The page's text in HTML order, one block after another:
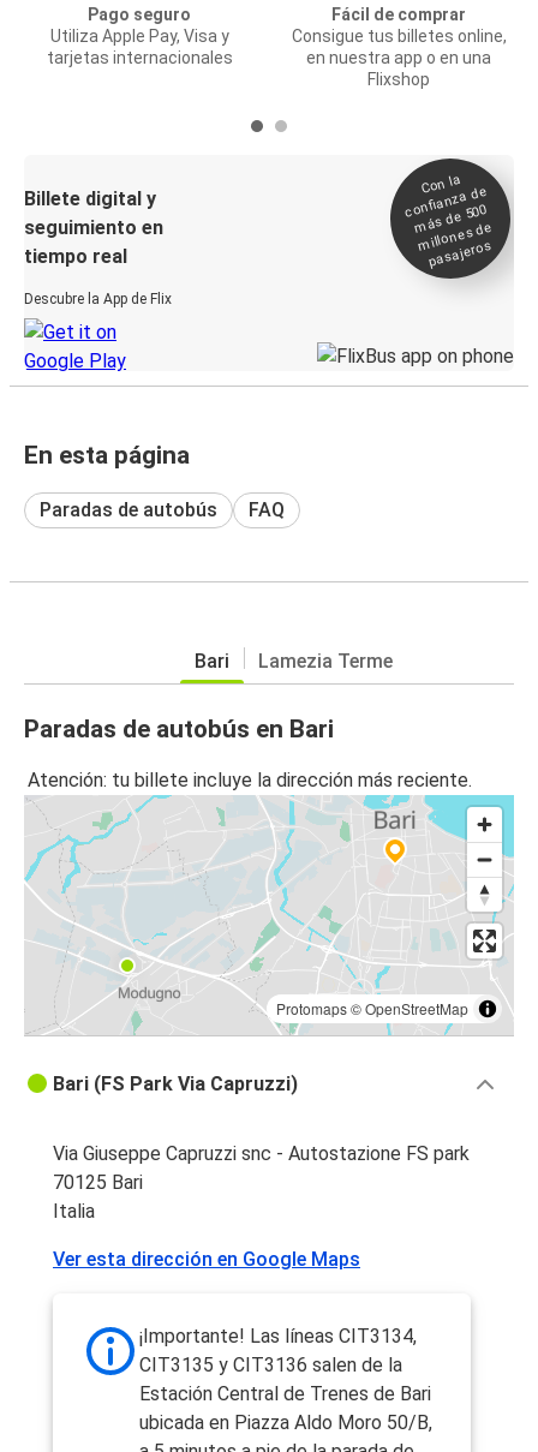
Pago seguro
Utiliza Apple Pay, Visa y
tarjetas internacionales
Fácil de comprar
Consigue tus billetes online,
en nuestra app o en una
Flixshop
Billete digital y
seguimiento en
tiempo real
Descubre la App de Flix
Con la
confianza de
más de 500
millones de
pasajeros
En esta página
Paradas de autobús FAQ
Bari Lamezia Terme
Paradas de autobús en Bari
Atención: tu billete incluye la dirección más reciente.
Protomaps©OpenStreetMap
Bari (FS Park Via Capruzzi)
Via Giuseppe Capruzzi snc - Autostazione FS park
70125 Bari
Italia
Ver esta dirección en Google Maps
¡Importante! Las líneas CIT3134,
CIT3135 y CIT3136 salen de la
Estación Central de Trenes de Bari
ubicada en Piazza Aldo Moro 50/B,